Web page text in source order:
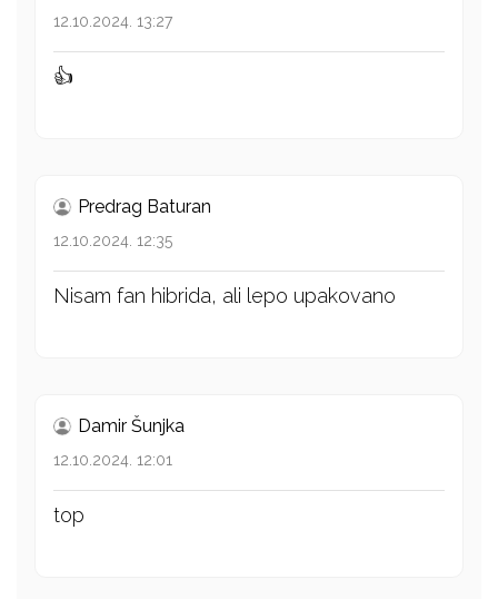
12.10.2024. 13:27
👍
Predrag Baturan
12.10.2024. 12:35
Nisam fan hibrida, ali lepo upakovano
Damir Šunjka
12.10.2024. 12:01
top